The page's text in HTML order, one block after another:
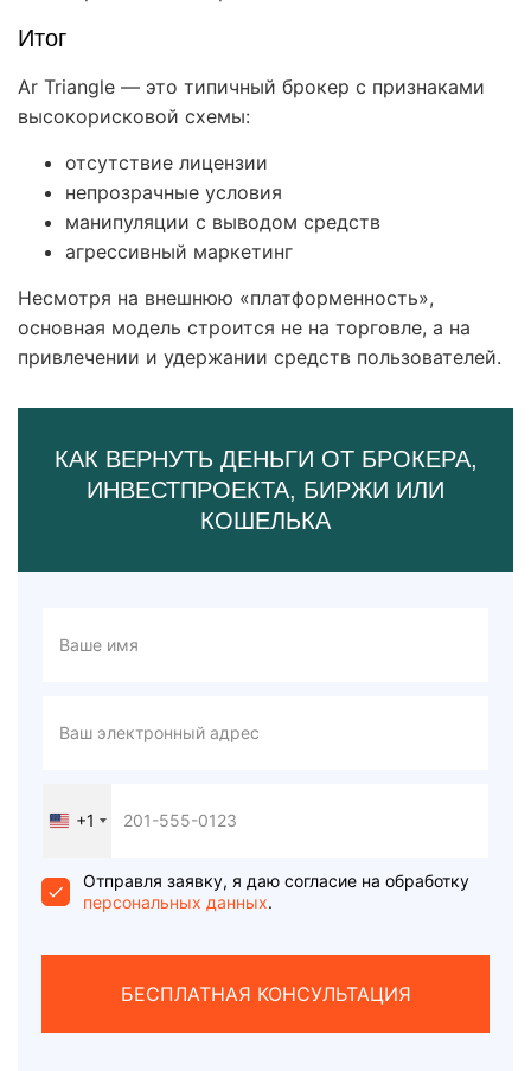
Итог
Ar Triangle — это типичный брокер с признаками
высокорисковой схемы:
отсутствие лицензии
непрозрачные условия
манипуляции с выводом средств
агрессивный маркетинг
Несмотря на внешнюю «платформенность»,
основная модель строится не на торговле, а на
привлечении и удержании средств пользователей.
КАК ВЕРНУТЬ ДЕНЬГИ ОТ БРОКЕРА,
ИНВЕСТПРОЕКТА, БИРЖИ ИЛИ
КОШЕЛЬКА
United
+1
+1
Отправля заявку, я даю согласие на обработку
персональных данных.
БЕСПЛАТНАЯ КОНСУЛЬТАЦИЯ